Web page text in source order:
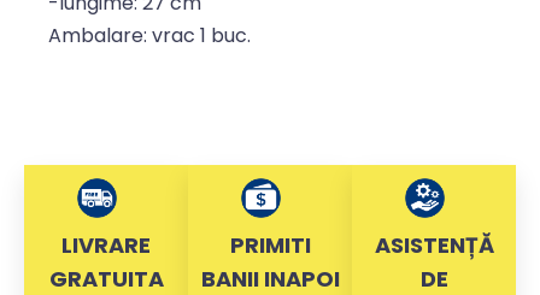
Ambalare: vrac 1 buc.
LIVRARE
GRATUITA
PRIMITI
BANII INAPOI
ASISTENȚĂ
DE